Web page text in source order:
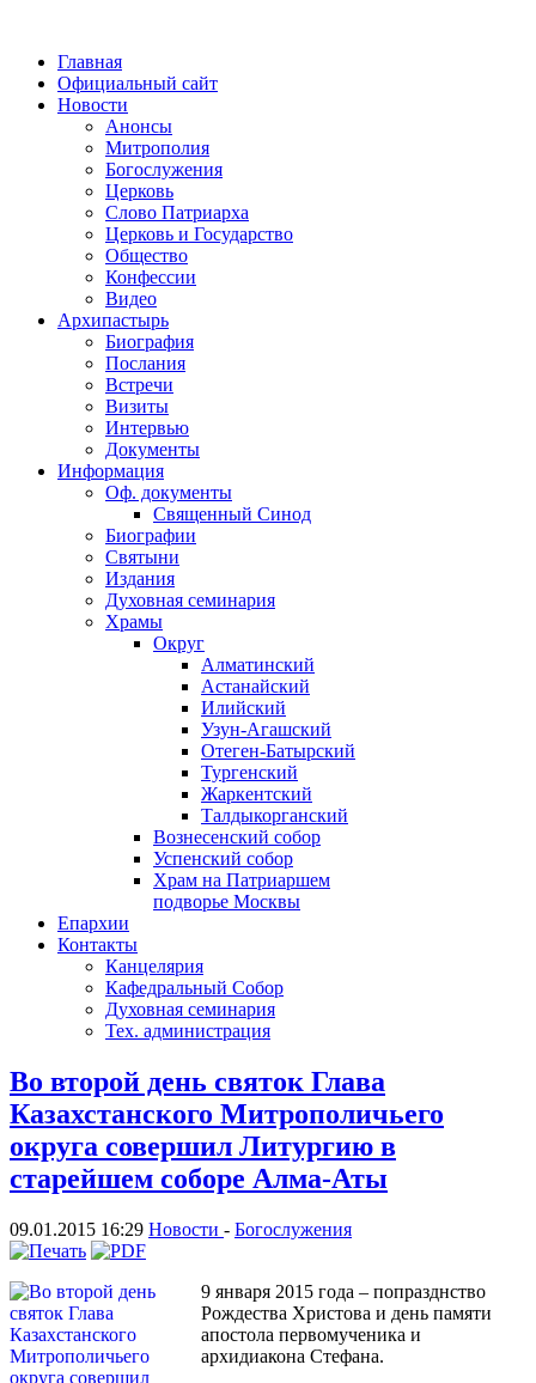
Главная
Официальный сайт
Новости
Анонсы
Митрополия
Богослужения
Церковь
Слово Патриарха
Церковь и Государство
Общество
Конфессии
Видео
Архипастырь
Биография
Послания
Встречи
Визиты
Интервью
Документы
Информация
Оф. документы
Священный Синод
Биографии
Святыни
Издания
Духовная семинария
Храмы
Округ
Алматинский
Астанайский
Илийский
Узун-Агашский
Отеген-Батырский
Тургенский
Жаркентский
Талдыкорганский
Вознесенский собор
Успенский собор
Храм на Патриаршем
подворье Москвы
Епархии
Контакты
Канцелярия
Кафедральный Собор
Духовная семинария
Тех. администрация
Во второй день святок Глава
Казахстанского Митрополичьего
округа совершил Литургию в
старейшем соборе Алма-Аты
09.01.2015 16:29 Новости - Богослужения
9 января 2015 года – попразднство
Рождества Христова и день памяти
апостола первомученика и
архидиакона Стефана.